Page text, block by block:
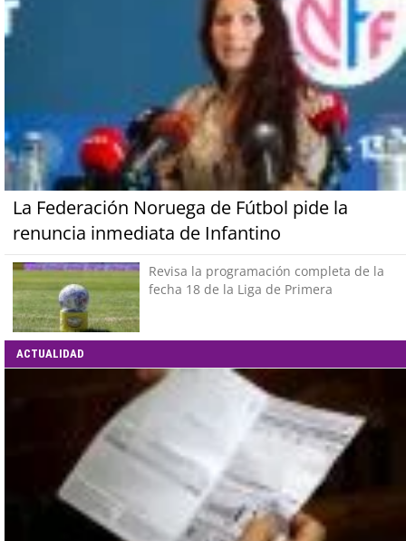
La Federación Noruega de Fútbol pide la
renuncia inmediata de Infantino
Revisa la programación completa de la
fecha 18 de la Liga de Primera
ACTUALIDAD